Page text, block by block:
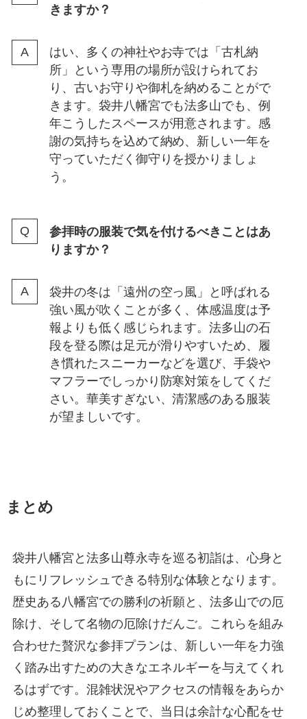
きますか？
はい、多くの神社やお寺では「古札納
所」という専用の場所が設けられてお
り、古いお守りや御札を納めることがで
きます。袋井八幡宮でも法多山でも、例
年こうしたスペースが用意されます。感
謝の気持ちを込めて納め、新しい一年を
守っていただく御守りを授かりましょ
う。
参拝時の服装で気を付けるべきことはあ
りますか？
袋井の冬は「遠州の空っ風」と呼ばれる
強い風が吹くことが多く、体感温度は予
報よりも低く感じられます。法多山の石
段を登る際は足元が滑りやすいため、履
き慣れたスニーカーなどを選び、手袋や
マフラーでしっかり防寒対策をしてくだ
さい。華美すぎない、清潔感のある服装
が望ましいです。
まとめ
袋井八幡宮と法多山尊永寺を巡る初詣は、心身と
もにリフレッシュできる特別な体験となります。
歴史ある八幡宮での勝利の祈願と、法多山での厄
除け、そして名物の厄除けだんご。これらを組み
合わせた贅沢な参拝プランは、新しい一年を力強
く踏み出すための大きなエネルギーを与えてくれ
るはずです。混雑状況やアクセスの情報をあらか
じめ整理しておくことで、当日は余計な心配をせ